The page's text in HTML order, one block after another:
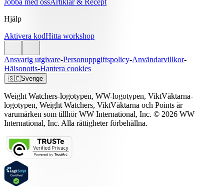
Jobba med ossArtiklar & Recept
Hjälp
Aktivera kodHitta workshop
Ansvarig utgivare-Personuppgiftspolicy-Användarvillkor-
Hälsonotis-Hantera cookies
🇸🇪Sverige
Weight Watchers-logotypen, WW-logotypen, ViktVäktarna-
logotypen, Weight Watchers, ViktVäktarna och Points är
varumärken som tillhör WW International, Inc. © 2026 WW
International, Inc. Alla rättigheter förbehållna.